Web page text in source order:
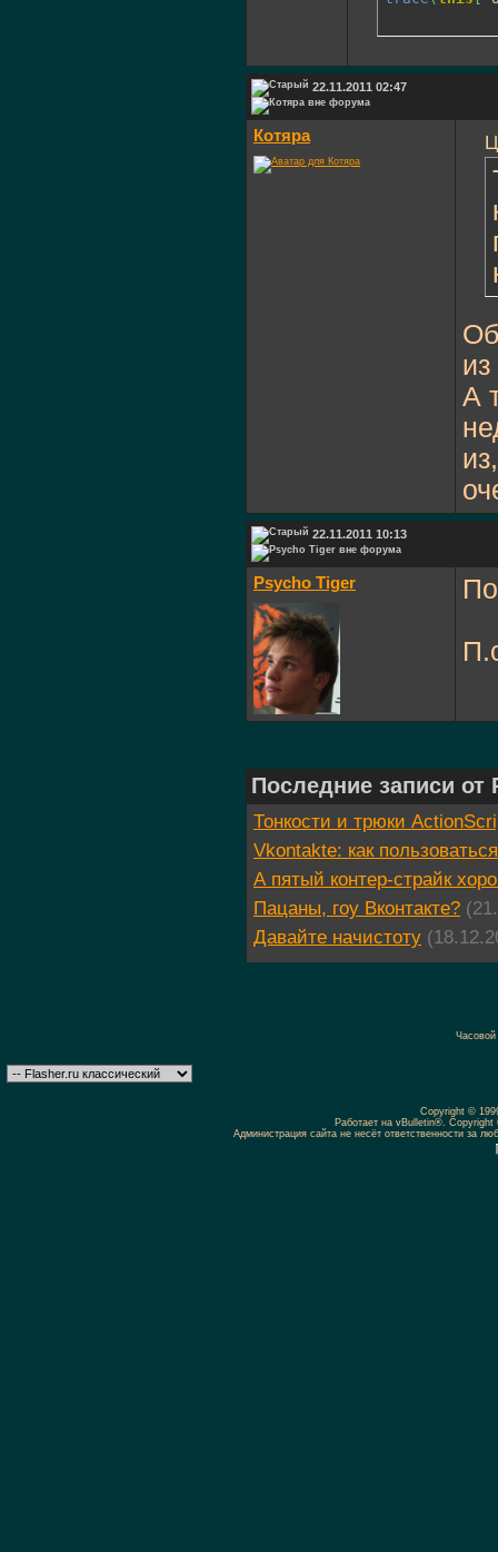
22.11.2011 02:47
Котяра
А
22.11.2011 10:13
Psycho Tiger
Последние записи от
Тонкости и трюки
Vkontakte: как
А пятый контер-страйк
Пацаны, гоу Вконтакте?
Давайте начистоту
Copyright ©
Работает на vBulletin®.
Администрация сайта не несёт ответственности за